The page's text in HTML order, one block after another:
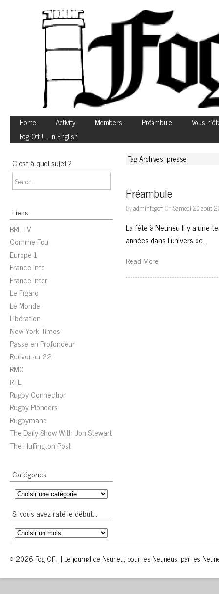
Home Activity Members Préambule
Vous
Fog Off ! … In English
C’est à quel sujet ?
Liens
BRL TV
Comme Fou
Europe 1
France Info
France Inter
Le Figaro
Le Monde
Libération
New York Times
Passe en Profondeur
Renvoi au 22
RMC
RTL
Rugby Connection
Rugby Pioneers
Rugbymane
The Daily Show With Jon Stewart
The Huffington Post
Catégories
Si vous avez raté le début…
Tag Archives: presse
Préambule
ByadminfogoffOnSamedi 20 août
La fête à Neuneu Il y a une
années dans l’univers de…
Read More
© 2026 Fog Off ! | Le journal de Neuneu, pour les Neuneus, par les